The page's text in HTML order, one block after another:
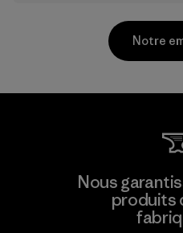
Kwang Viet
Notre
Nous
produits